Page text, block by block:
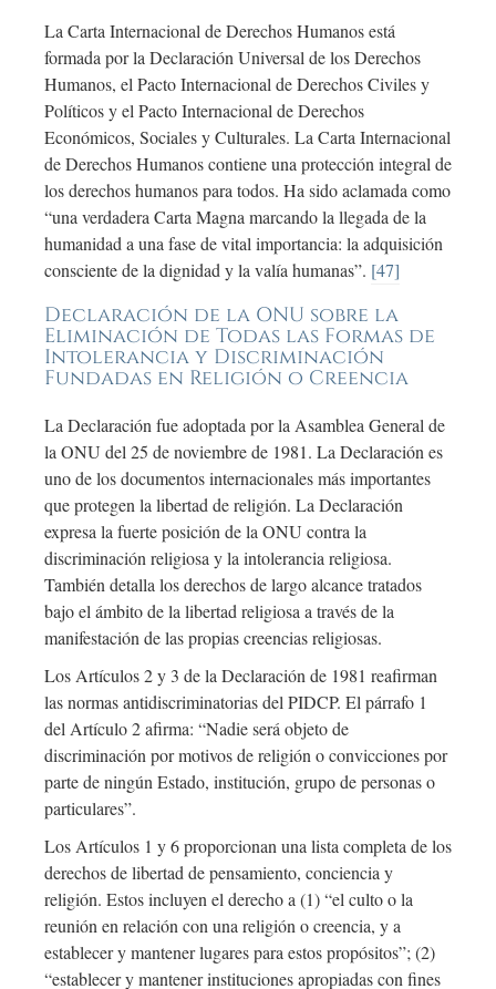
La Carta Internacional de Derechos Humanos está
formada por la Declaración Universal de los Derechos
Humanos, el Pacto Internacional de Derechos Civiles y
Políticos y el Pacto Internacional de Derechos
Económicos, Sociales y Culturales. La Carta Internacional
de Derechos Humanos contiene una protección integral de
los derechos humanos para todos. Ha sido aclamada como
“una verdadera Carta Magna marcando la llegada de la
humanidad a una fase de vital importancia: la adquisición
consciente de la dignidad y la valía humanas”. [47]
Declaración de la ONU sobre la
Eliminación de Todas las Formas de
Intolerancia y Discriminación
Fundadas en Religión o Creencia
La Declaración fue adoptada por la Asamblea General de
la ONU del 25 de noviembre de 1981. La Declaración es
uno de los documentos internacionales más importantes
que protegen la libertad de religión. La Declaración
expresa la fuerte posición de la ONU contra la
discriminación religiosa y la intolerancia religiosa.
También detalla los derechos de largo alcance tratados
bajo el ámbito de la libertad religiosa a través de la
manifestación de las propias creencias religiosas.
Los Artículos 2 y 3 de la Declaración de 1981 reafirman
las normas antidiscriminatorias del PIDCP. El párrafo 1
del Artículo 2 afirma: “Nadie será objeto de
discriminación por motivos de religión o convicciones por
parte de ningún Estado, institución, grupo de personas o
particulares”.
Los Artículos 1 y 6 proporcionan una lista completa de los
derechos de libertad de pensamiento, conciencia y
religión. Estos incluyen el derecho a (1) “el culto o la
reunión en relación con una religión o creencia, y a
establecer y mantener lugares para estos propósitos”; (2)
“establecer y mantener instituciones apropiadas con fines